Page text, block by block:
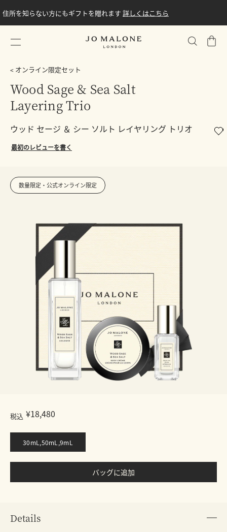
住所を知らない方にもギフトを贈れます 詳しくはこちら
シ
オンライン限定セット
Wood Sage & Sea Salt
Layering Trio
ウッド セージ ＆ シー ソルト レイヤリング トリオ
最初のレビューを書く
数量限定・公式オンライン限定
税込 ¥18,480
30mL,50mL,9mL
バッグに追加
Details